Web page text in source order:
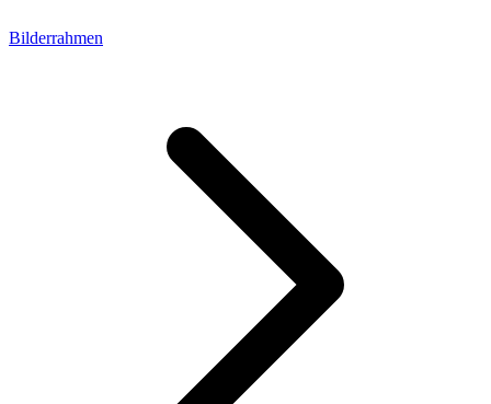
Bilderrahmen